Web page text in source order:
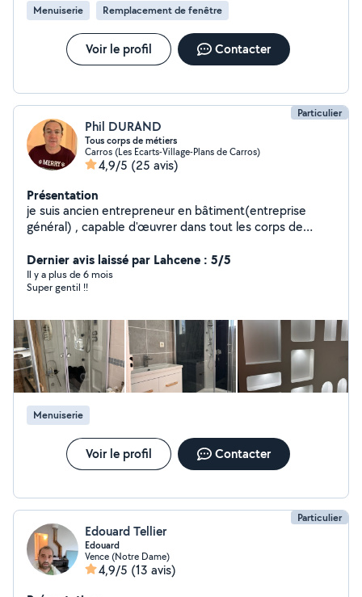
Menuiserie Remplacement de fenêtre
Voir le profil Contacter
Particulier
Phil DURAND
Tous corps de métiers
Carros (Les Ecarts-Village-Plans de Carros)
4,9/5 (25 avis)
Présentation
je suis ancien entrepreneur en bâtiment(entreprise
général) , capable d'œuvrer dans tout les corps de
Dernier avis laissé par Lahcene : 5/5
Il y a plus de 6 mois
Super gentil !!
Menuiserie
Voir le profil Contacter
Particulier
Edouard Tellier
Edouard
Vence (Notre Dame)
4,9/5 (13 avis)